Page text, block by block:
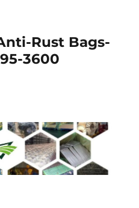
Rust Bags-
3600